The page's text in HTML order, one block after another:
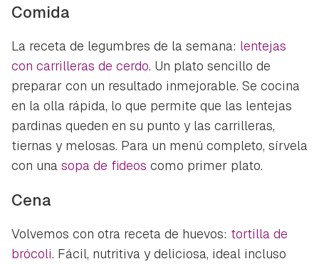
Comida
La receta de legumbres de la semana: lentejas
con carrilleras de cerdo. Un plato sencillo de
preparar con un resultado inmejorable. Se cocina
en la olla rápida, lo que permite que las lentejas
pardinas queden en su punto y las carrilleras,
tiernas y melosas. Para un menú completo, sírvela
con una sopa de fideos como primer plato.
Cena
Volvemos con otra receta de huevos: tortilla de
brócoli. Fácil, nutritiva y deliciosa, ideal incluso